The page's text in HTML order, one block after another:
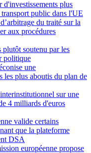
d'investissements plus
public dans l'UE
du traité sur la
aux procédures
plutôt soutenu par les
politique
une
les plus aboutis du plan de
sur une
4 milliards d'euros
valide certains
que la plateforme
DSA
européenne propose